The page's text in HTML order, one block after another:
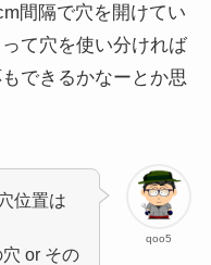
間隔で穴を開けてい
て穴を使い分ければ
できるかなーとか思
qoo5
位置は
or その